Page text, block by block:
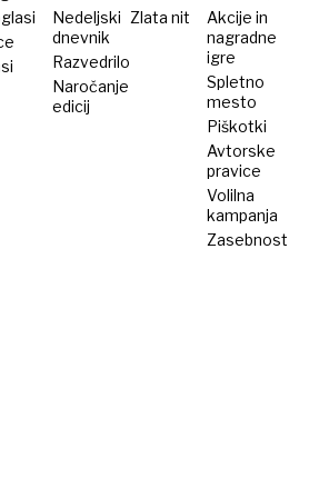
Nedeljski
dnevnik
Razvedrilo
Naročanje
edicij
Zlata nit
Akcije in
nagradne
igre
Spletno
mesto
Piškotki
Avtorske
pravice
Volilna
kampanja
Zasebnost